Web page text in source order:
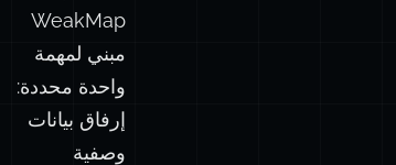
WeakMap
مبني لمهمة
واحدة محددة:
إرفاق بيانات
وصفية